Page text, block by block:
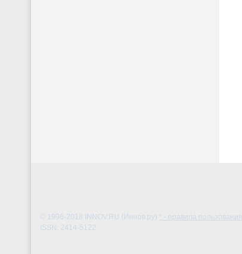
© 1996-2018 INNOV.RU (Иннов.ру) * - правила пользования
ISSN: 2414-5122